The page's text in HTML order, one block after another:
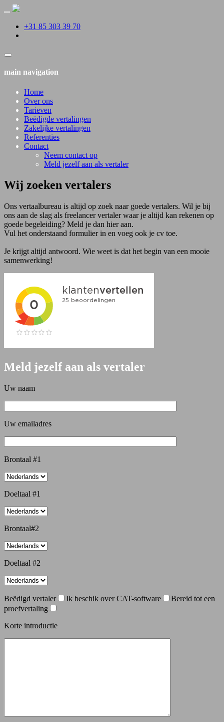
+31 85 303 39 70
main navigation
Home
Over ons
Tarieven
Beëdigde vertalingen
Zakelijke vertalingen
Referenties
Contact
Neem contact op
Meld jezelf aan als vertaler
Wij zoeken vertalers
Ons vertaalbureau is altijd op zoek naar goede vertalers. Wil je bij
ons aan de slag als freelancer vertaler waar je altijd kan rekenen op
goede begeleiding? Meld je dan hier aan.
Vul het onderstaand formulier in en voeg ook je cv toe.
Je krijgt altijd antwoord. Wie weet is dat het begin van een mooie
samenwerking!
Meld jezelf aan als vertaler
Uw naam
Uw emailadres
Brontaal #1
Doeltaal #1
Brontaal#2
Doeltaal #2
Beëdigd vertaler Ik beschik over CAT-software
Bereid tot een
proefvertaling
Korte introductie